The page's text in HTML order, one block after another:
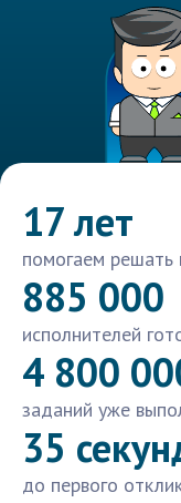
17 лет
помогаем решать
885 000
исполнителей
4 800
заданий уже
35
до первого